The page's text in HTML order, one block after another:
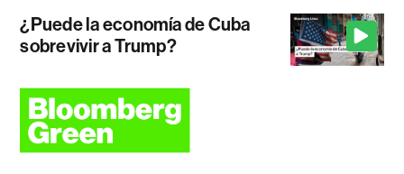
¿Puede la economía de Cuba
sobrevivir a Trump?